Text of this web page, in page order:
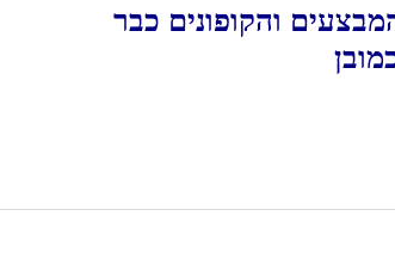
והקופונים כבר